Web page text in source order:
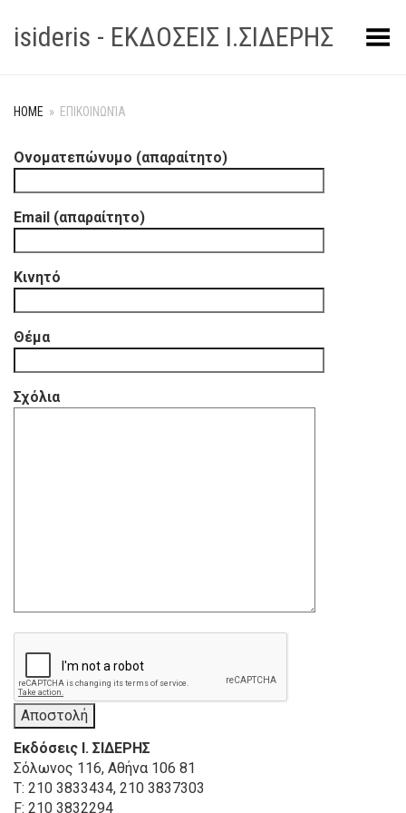
isideris - ΕΚΔΟΣΕΙΣ Ι.ΣΙΔΕΡΗΣToggle Menu
HOME » ΕΠΙΚΟΙΝΩΝΊΑ
Ονοματεπώνυμο (απαραίτητο)
Email (απαραίτητο)
Κινητό
Θέμα
Σχόλια
Εκδόσεις Ι. ΣΙΔΕΡΗΣ
Σόλωνος 116, Αθήνα 106 81
Τ: 210 3833434, 210 3837303
F: 210 3832294